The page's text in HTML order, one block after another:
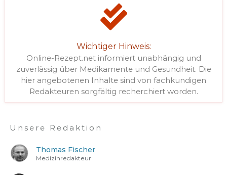
Wichtiger Hinweis:
Online-Rezept.net informiert unabhängig und
zuverlässig über Medikamente und Gesundheit. Die
hier angebotenen Inhalte sind von fachkundigen
Redakteuren sorgfältig recherchiert worden.
Unsere Redaktion
Thomas Fischer
Medizinredakteur